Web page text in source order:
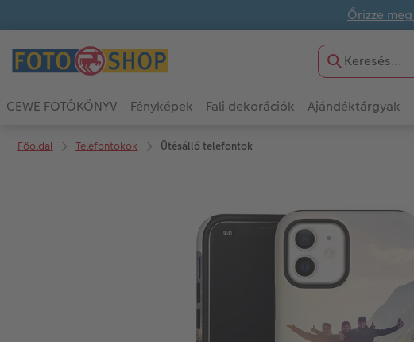
Őrizze
CEWE FOTÓKÖNYV Fényképek Fali dekorációk Ajándéktárgyak
Főoldal Telefontokok Ütésálló telefontok